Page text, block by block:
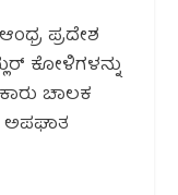
ಪ್ರದೇಶ
ಕೋಳಿಗಳನ್ನು
ಚಾಲಕ